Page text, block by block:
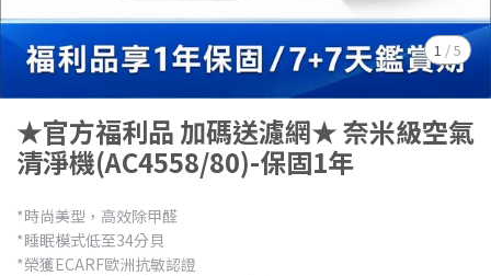
1 /5
★官方福利品 加碼送濾網★ 奈米級空氣
清淨機(AC4558/80)-保固1年
*時尚美型，高效除甲醛
*睡眠模式低至34分貝
*榮獲ECARF歐洲抗敏認證